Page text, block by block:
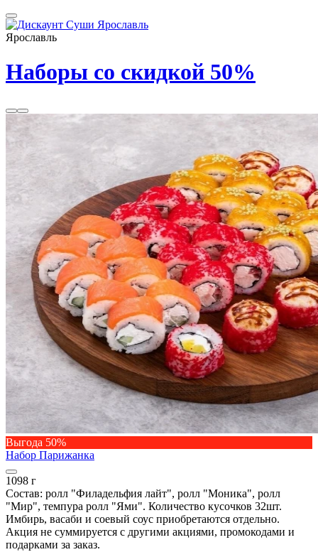
Ярославль
Наборы со скидкой 50%
Выгода 50%
Набор Парижанка
1098 г
Состав: ролл "Филадельфия лайт", ролл "Моника", ролл
"Мир", темпура ролл "Ями". Количество кусочков 32шт.
Имбирь, васаби и соевый соус приобретаются отдельно.
Акция не суммируется с другими акциями, промокодами и
подарками за заказ.